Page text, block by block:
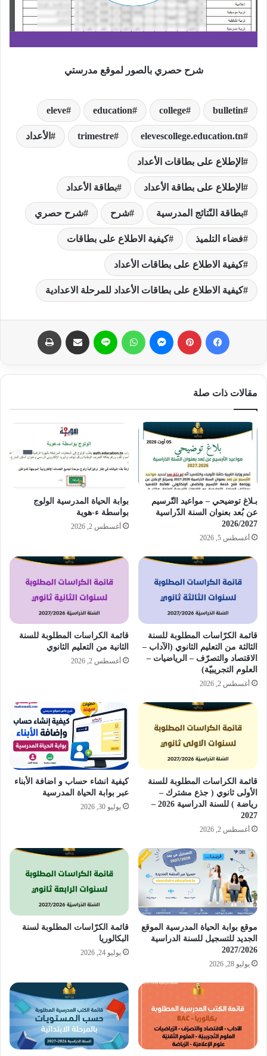
شرح حصري بالصور لموقع مدرستي
bulletin
college
education
eleve
elevescollege.education.tn
trimestre الأعداد
الإطلاع على بطاقات الأعداد
الإطلاع على بطاقة الأعداد بطاقة الأعداد
بطاقة النّتائج المدرسية شرح شرح حصري
فضاء التلميذ كيفية الاطلاع على بطاقات
كيفية الاطلاع على بطاقات الأعداد
كيفية الاطلاع على بطاقات الأعداد للمرحلة الاعدادية
مقالات ذات صلة
بـلاغ توضيحي – مواعيد التّرسيم
عن بُعد بعنوان السنة الدّراسية
2026/2027
أغسطس 5, 2026
بوابة الحياة المدرسية الولوج
بواسطة ء-هوية
أغسطس 2, 2026
قائمة الكرّاسات المطلوبة للسنة
الثالثة من التعليم الثانوي (الآداب –
الاقتصاد والتصرّف – الرياضيات –
العلوم التجريبيّة)
أغسطس 2, 2026
قائمة الكراسات المطلوبة للسنة
الثانية من التعليم الثانوي
أغسطس 2, 2026
قائمة الكراسات المطلوبة للسنة
الأولى ثانوي ( جذع مشترك –
رياضة ) للسنة الدراسية 2026 –
2027
أغسطس 2, 2026
كيفية انشاء حساب و اضافة الأبناء
عبر بوابة الحياة المدرسية
يوليو 30, 2026
موقع بوابة الحياة المدرسية الموقع
الجديد للتسجيل للسنة الدراسية
2027/2026
يوليو 28, 2026
قائمة الكرّاسات المطلوبة لسنة
البكالوريا
يوليو 24, 2026